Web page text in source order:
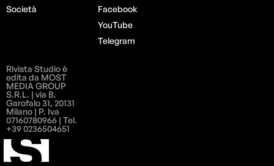
Società
Facebook
YouTube
Telegram
Rivista Studio è
edita da MOST
MEDIA GROUP
S.R.L. | via B.
Garofalo 31, 20131
Milano | P. Iva
07160780966 | Tel.
+39 0236504651